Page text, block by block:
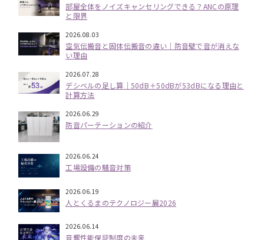
部屋全体をノイズキャンセリングできる？ANCの原理
と限界
2026.08.03
空気伝搬音と固体伝搬音の違い｜防音壁で音が消えな
い理由
2026.07.28
デシベルの足し算｜50dB＋50dBが53dBになる理由と
計算方法
2026.06.29
防音パーテーションの紹介
2026.06.24
工場設備の騒音対策
2026.06.19
人とくるまのテクノロジー展2026
2026.06.14
音響性能保証制度の未来